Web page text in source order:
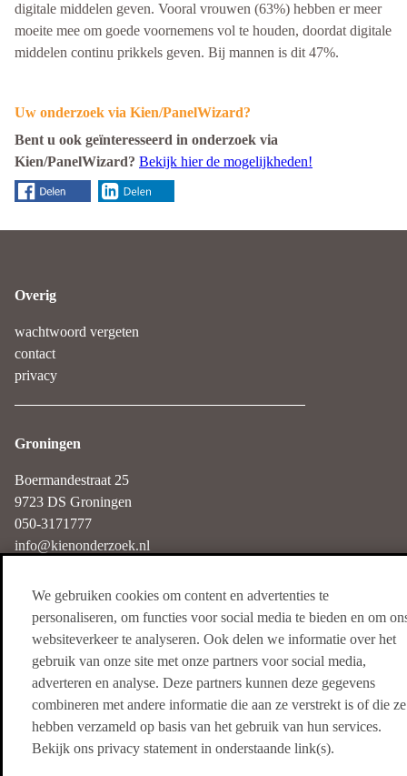
We gebruiken cookies om content en advertenties te
personaliseren, om functies voor social media te bieden en om
websiteverkeer te analyseren. Ook delen we informatie over het
gebruik van onze site met onze partners voor social media,
adverteren en analyse. Deze partners kunnen deze gegevens
combineren met andere informatie die aan ze verstrekt is of die ze
hebben verzameld op basis van het gebruik van hun services.
Bekijk ons privacy statement in onderstaande link(s).
digitale middelen geven. Vooral vrouwen (63%) hebben er meer
moeite mee om goede voornemens vol te houden, doordat digitale
middelen continu prikkels geven. Bij mannen is dit 47%.
Uw onderzoek via Kien/PanelWizard?
Bent u ook geïnteresseerd in onderzoek via
Kien/PanelWizard? Bekijk hier de mogelijkheden!
Overig
wachtwoord vergeten
contact
privacy
Groningen
Boermandestraat 25
9723 DS Groningen
050-3171777
info@kienonderzoek.nl
Haarlem
Nieuwe Gracht 3
2011 NB Haarlem
085-4018250
info@kienonderzoek.nl